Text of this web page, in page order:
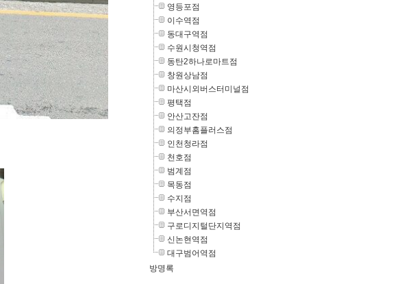
영등포점
이수역점
동대구역점
수원시청역점
동탄2하나로마트점
창원상남점
마산시외버스터미널점
평택점
안산고잔점
의정부홈플러스점
인천청라점
천호점
범계점
목동점
수지점
부산서면역점
구로디지털단지역점
신논현역점
대구범어역점
방명록